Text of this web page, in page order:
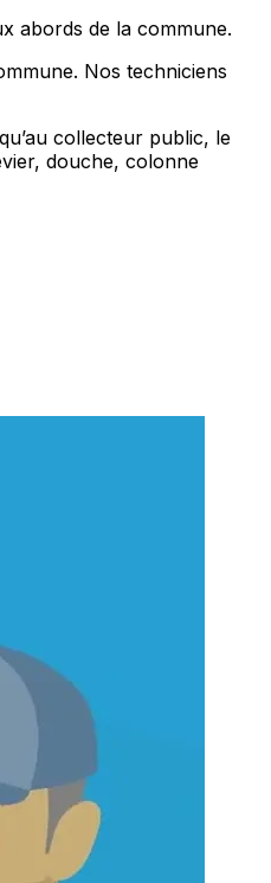
abords de la commune.
Nos techniciens
collecteur public, le
douche, colonne